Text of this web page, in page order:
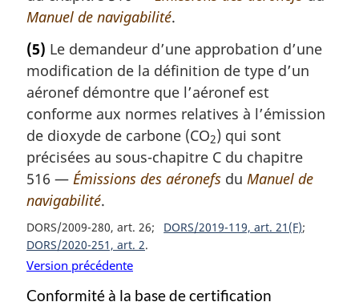
Manuel de navigabilité.
(5) Le demandeur d’une approbation d’une
modification de la définition de type d’un
aéronef démontre que l’aéronef est
conforme aux normes relatives à l’émission
de dioxyde de carbone (CO2) qui sont
précisées au sous-chapitre C du chapitre
516 — Émissions des aéronefs du Manuel de
navigabilité.
DORS/2009-280, art. 26
DORS/2019-119, art. 21(F)
DORS/2020-251, art. 2
Version précédente
Conformité à la base de certification